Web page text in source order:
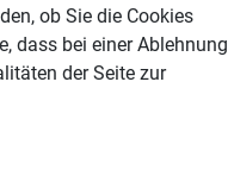
ob Sie die Cookies
dass bei einer Ablehnung
der Seite zur